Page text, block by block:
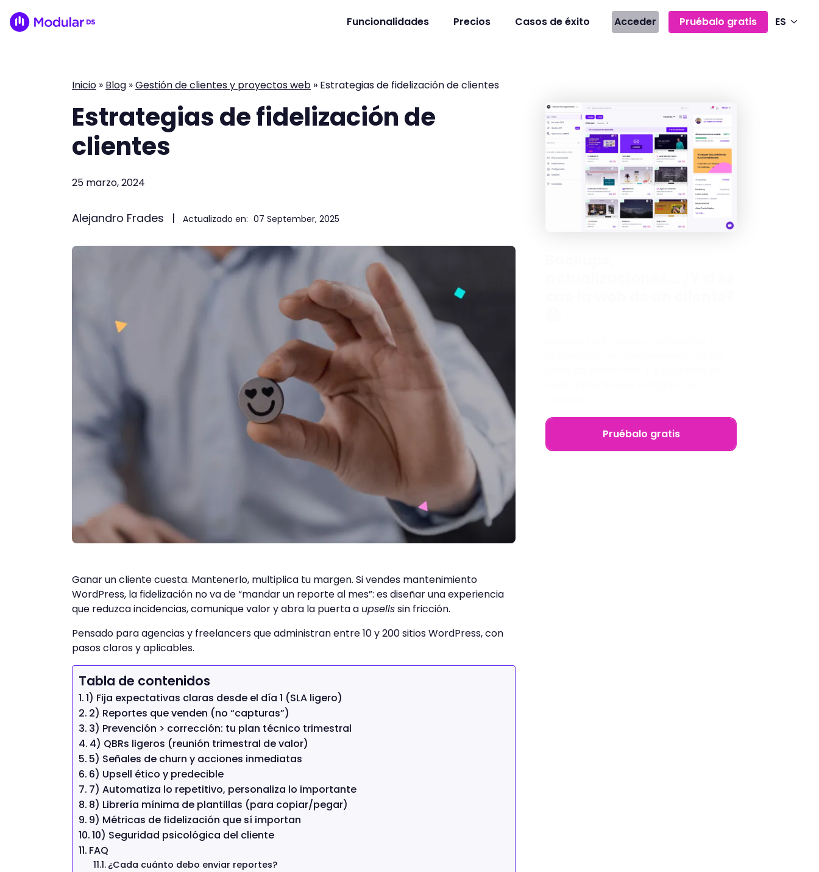
Funcionalidades Precios Casos de éxito Acceder Pruébalo gratis ES
Inicio » Blog »Gestión de clientes y proyectos web » Estrategias de fidelización de clientes
Estrategias de fidelización de
clientes
25 marzo, 2024
Alejandro Frades | Actualizado en: 07 September, 2025
Ganar un cliente cuesta. Mantenerlo, multiplica tu margen. Si vendes mantenimiento
WordPress, la fidelización no va de “mandar un reporte al mes”: es diseñar una experiencia
que reduzca incidencias, comunique valor y abra la puerta a upsellssin fricción.
Pensado para agencias y freelancers que administran entre 10 y 200 sitios WordPress, con
pasos claros y aplicables.
Tabla de contenidos
1) Fija expectativas claras desde el día 1 (SLA ligero)
2) Reportes que venden (no “capturas”)
3) Prevención > corrección: tu plan técnico trimestral
4) QBRs ligeros (reunión trimestral de valor)
5) Señales de churn y acciones inmediatas
6) Upsell ético y predecible
7) Automatiza lo repetitivo, personaliza lo importante
8) Librería mínima de plantillas (para copiar/pegar)
9) Métricas de fidelización que sí importan
10) Seguridad psicológica del cliente
FAQ
¿Cada cuánto debo enviar reportes?
Pruébalo gratis